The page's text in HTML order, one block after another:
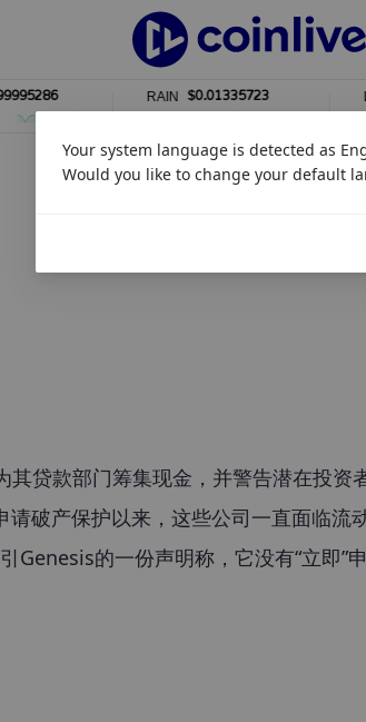
RAIN $0.01335723
1%
贷款部门筹集现金，并警告潜在投资
破产保护以来，这些公司一直面临流
Genesis的一份声明称，它没有“立即”
Your system language is detected as
Would you like to change your default